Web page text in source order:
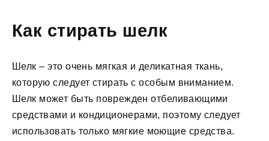
Как стирать шелк
Шелк – это очень мягкая и деликатная ткань,
которую следует стирать с особым вниманием.
Шелк может быть поврежден отбеливающими
средствами и кондиционерами, поэтому следует
использовать только мягкие моющие средства.